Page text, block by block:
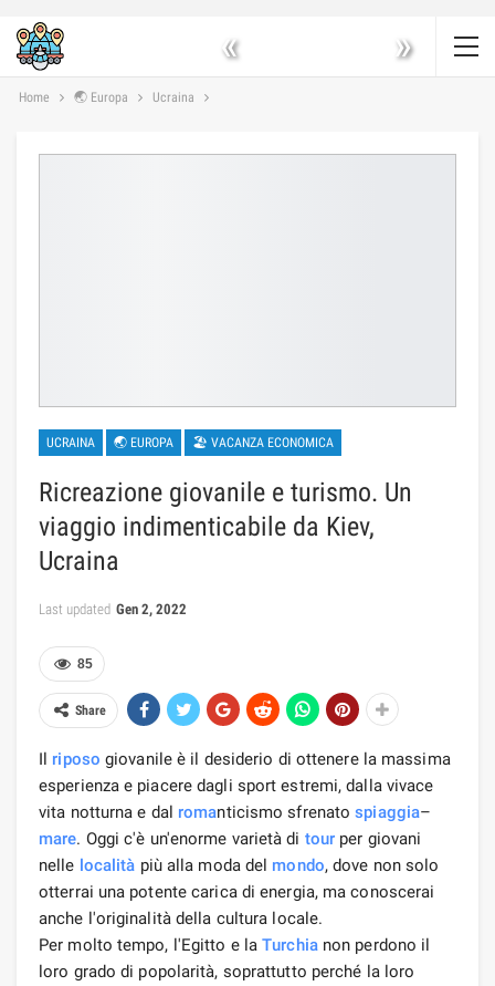
« »
Home 🌏 Europa Ucraina
UCRAINA 🌏 EUROPA 🏖 VACANZA ECONOMICA
Ricreazione giovanile e turismo. Un
viaggio indimenticabile da Kiev,
Ucraina
Last updated Gen 2, 2022
85
Share
Il riposo giovanile è il desiderio di ottenere la massima
esperienza e piacere dagli sport estremi, dalla vivace
vita notturna e dal romanticismo sfrenatospiaggia–
mare. Oggi c'è un'enorme varietà di tour per giovani
nelle località più alla moda del mondo, dove non solo
otterrai una potente carica di energia, ma conoscerai
anche l'originalità della cultura locale.
Per molto tempo, l'Egitto e laTurchianon perdono il
loro grado di popolarità, soprattutto perché la loro